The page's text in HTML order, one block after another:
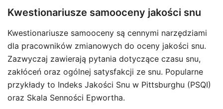
Kwestionariusze samooceny jakości snu
Kwestionariusze samooceny są cennymi narzędziami
dla pracowników zmianowych do oceny jakości snu.
Zazwyczaj zawierają pytania dotyczące czasu snu,
zakłóceń oraz ogólnej satysfakcji ze snu. Popularne
przykłady to Indeks Jakości Snu w Pittsburghu (PSQI)
oraz Skala Senności Epwortha.